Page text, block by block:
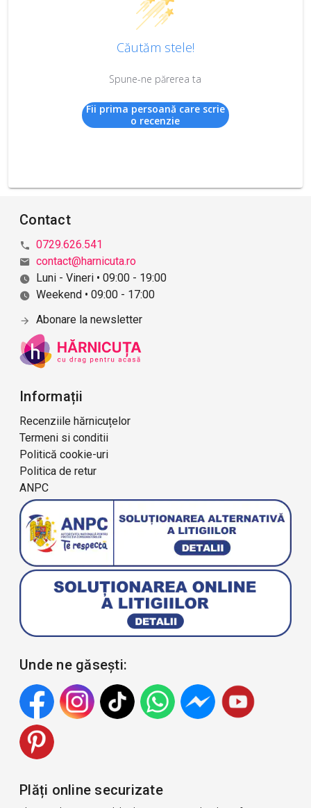
Căutăm stele!
Spune-ne părerea ta
Fii prima persoană care scrie
o recenzie
Contact
0729.626.541
contact@harnicuta.ro
Luni - Vineri • 09:00 - 19:00
Weekend • 09:00 - 17:00
Abonare la newsletter
Informații
Recenziile hărnicuțelor
Termeni si conditii
Politică cookie-uri
Politica de retur
ANPC
Unde ne găsești:
Plăți online securizate